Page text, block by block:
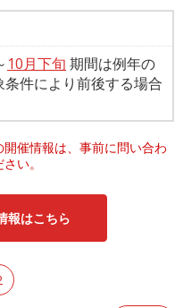
10月下旬 期間は例年の
条件により前後する場合
催情報は、事前に問い合わ
い。
報はこちら